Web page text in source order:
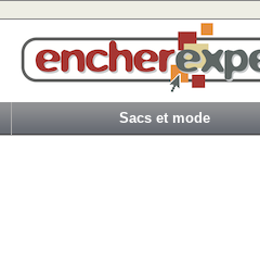
Sacs et mode